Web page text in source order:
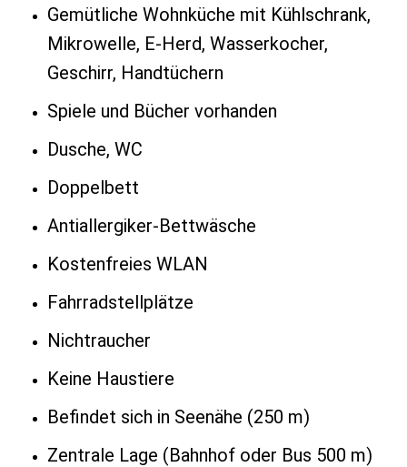
Gemütliche Wohnküche mit Kühlschrank,
Mikrowelle, E-Herd, Wasserkocher,
Geschirr, Handtüchern
Spiele und Bücher vorhanden
Dusche, WC
Doppelbett
Antiallergiker-Bettwäsche
Kostenfreies WLAN
Fahrradstellplätze
Nichtraucher
Keine Haustiere
Befindet sich in Seenähe (250 m)
Zentrale Lage (Bahnhof oder Bus 500 m)